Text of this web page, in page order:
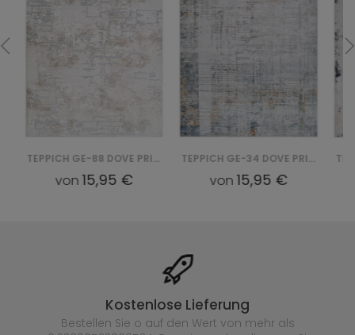
TEPPICH GE-88 DOVE PRINT
von15,95 €
TEPPICH GE-34 DOVE PRINT
von15,95 €
Kostenlose Lieferung
Bestellen Sie o auf den Wert von mehr als